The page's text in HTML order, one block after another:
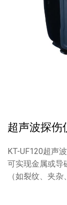
超声波探伤
KT-UF120超声
可实现金属或导
（如裂纹、夹